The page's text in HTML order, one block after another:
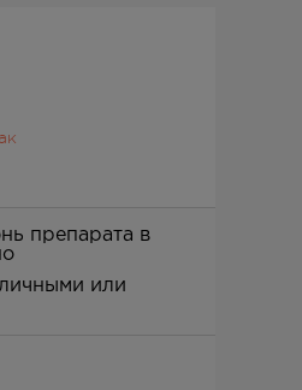
препарата в
или